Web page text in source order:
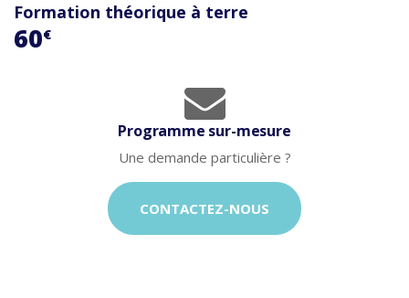
Formation théorique à terre
60€
Programme sur-mesure
Une demande particulière ?
CONTACTEZ-NOUS